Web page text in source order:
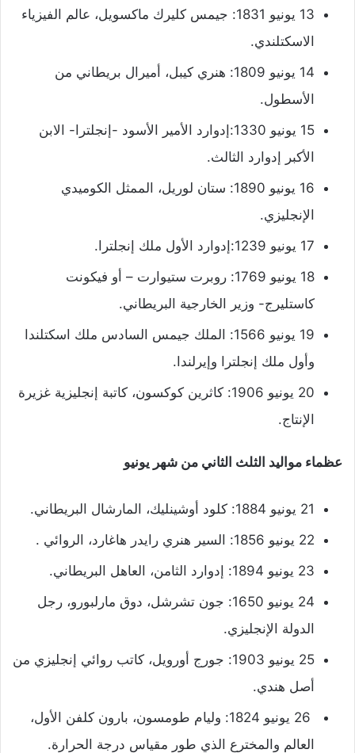
13 يونيو 1831: جيمس كليرك ماكسويل، عالم الفيزياء
الاسكتلندي.
14 يونيو 1809: هنري كيبل، أميرال بريطاني من
الأسطول.
15 يونيو 1330:إدوارد الأمير الأسود -إنجلترا- الابن
الأكبر إدوارد الثالث.
16 يونيو 1890: ستان لوريل، الممثل الكوميدي
الإنجليزي.
17 يونيو 1239:إدوارد الأول ملك إنجلترا.
18 يونيو 1769: روبرت ستيوارت – أو فيكونت
كاستليرج- وزير الخارجية البريطاني.
19 يونيو 1566: الملك جيمس السادس ملك اسكتلندا
وأول ملك إنجلترا وإيرلندا.
20 يونيو 1906: كاثرين كوكسون، كاتبة إنجليزية غزيرة
الإنتاج.
عظماء مواليد الثلث الثاني من شهر يونيو
21 يونيو 1884: كلود أوشينليك، المارشال البريطاني.
22 يونيو 1856: السير هنري رايدر هاغارد، الروائي .
23 يونيو 1894: إدوارد الثامن، العاهل البريطاني.
24 يونيو 1650: جون تشرشل، دوق مارلبورو، رجل
الدولة الإنجليزي.
25 يونيو 1903: جورج أورويل، كاتب روائي إنجليزي من
أصل هندي.
26 يونيو 1824: وليام طومسون، بارون كلفن الأول،
العالم والمخترع الذي طور مقياس درجة الحرارة.